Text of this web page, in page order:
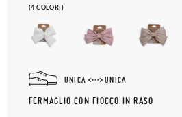
(4 COLORI)
UNICA UNICA
FERMAGLIO CON FIOCCO IN RASO